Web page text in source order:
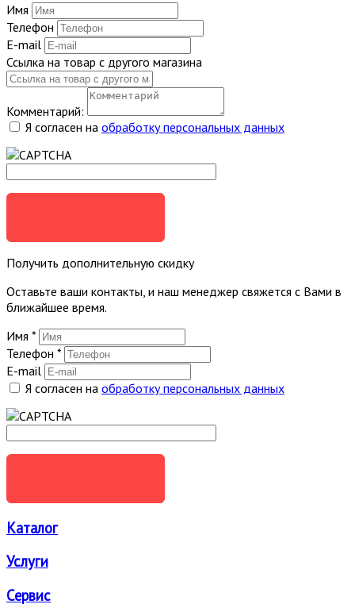
Имя
Телефон
E-mail
Ссылка на товар с другого магазина
Комментарий:
Я согласен на обработку персональных данных
Получить дополнительную скидку
Оставьте ваши контакты, и наш менеджер свяжется с Вами в
ближайшее время.
Имя *
Телефон *
E-mail
Я согласен на обработку персональных данных
Каталог
Услуги
Сервис